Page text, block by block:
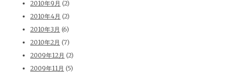
2010年9月 (2)
2010年4月 (2)
2010年3月 (6)
2010年2月 (7)
2009年12月 (2)
2009年11月 (5)